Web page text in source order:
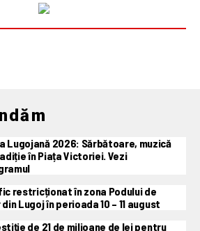
Lugojană 2026: Sărbătoare, muzică
în Piața Victoriei. Vezi
restricționat în zona Podului de
Lugoj în perioada 10 – 11 august
de 21 de milioane de lei pentru